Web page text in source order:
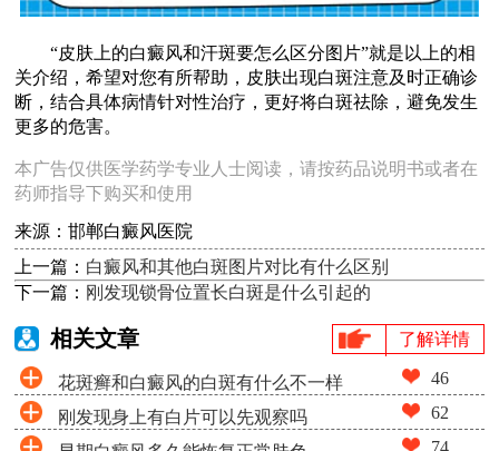
“皮肤上的白癜风和汗斑要怎么区分图片”就是以上的相
关介绍，希望对您有所帮助，皮肤出现白斑注意及时正确诊
断，结合具体病情针对性治疗，更好将白斑祛除，避免发生
更多的危害。
本广告仅供医学药学专业人士阅读，请按药品说明书或者在
药师指导下购买和使用
来源：邯郸白癜风医院
上一篇： 白癜风和其他白斑图片对比有什么区别
下一篇： 刚发现锁骨位置长白斑是什么引起的
相关文章 了解详情
花斑癣和白癜风的白斑有什么不一样 46
刚发现身上有白片可以先观察吗 62